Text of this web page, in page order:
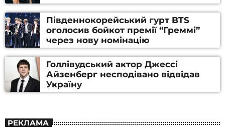
Південнокорейський гурт BTS
оголосив бойкот премії “Греммі”
через нову номінацію
Голлівудський актор Джессі
Айзенберг несподівано відвідав
Україну
РЕКЛАМА